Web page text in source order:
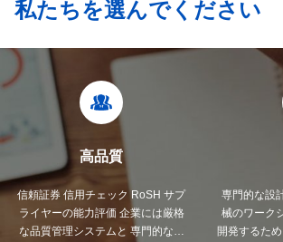
私たちを選んでください
高品質
信頼証券 信用チェック RoSH サプ
ライヤーの能力評価 企業には厳格
な品質管理システムと 専門的なテ
専門的な設
械のワーク
開発するた